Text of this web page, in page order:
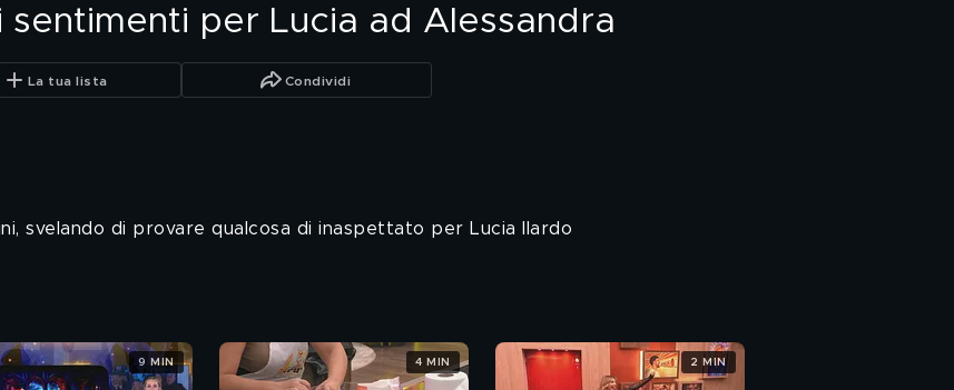
sentimenti per Lucia ad Alessandra
La tua lista Condividi
svelando di provare qualcosa di inaspettato per Lucia Ilardo
9 MIN 4 MIN 2 MIN